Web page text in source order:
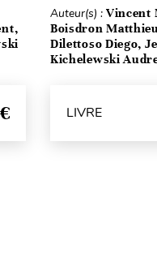
Auteur(s) : Vincent
Boisdron
Dilettoso Diego,
Kichelewski
LIVRE